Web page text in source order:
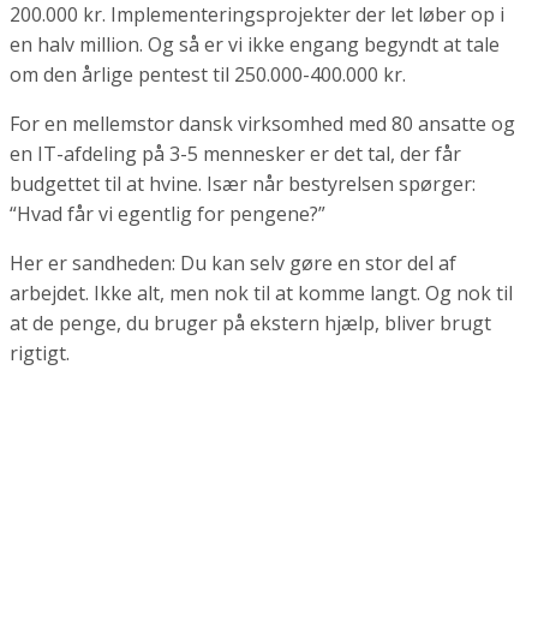
200.000 kr. Implementeringsprojekter der let løber op i
en halv million. Og så er vi ikke engang begyndt at tale
om den årlige pentest til 250.000-400.000 kr.
For en mellemstor dansk virksomhed med 80 ansatte og
en IT-afdeling på 3-5 mennesker er det tal, der får
budgettet til at hvine. Især når bestyrelsen spørger:
“Hvad får vi egentlig for pengene?”
Her er sandheden: Du kan selv gøre en stor del af
arbejdet. Ikke alt, men nok til at komme langt. Og nok til
at de penge, du bruger på ekstern hjælp, bliver brugt
rigtigt.